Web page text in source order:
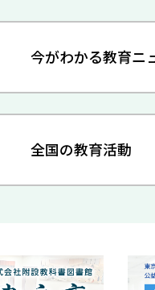
今がわかる教育ニ
全国の教育活動